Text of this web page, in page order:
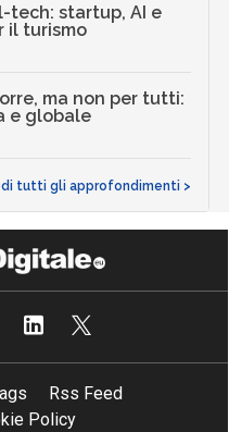
tech: startup, AI e
il turismo
ma non per tutti:
e globale
tutti gli approfondimenti >
Rss Feed
Policy